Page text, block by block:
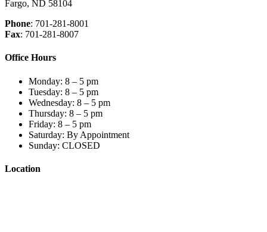
Fargo, ND 58104
Phone: 701-281-8001
Fax: 701-281-8007
Office Hours
Monday: 8 – 5 pm
Tuesday: 8 – 5 pm
Wednesday: 8 – 5 pm
Thursday: 8 – 5 pm
Friday: 8 – 5 pm
Saturday: By Appointment
Sunday: CLOSED
Location